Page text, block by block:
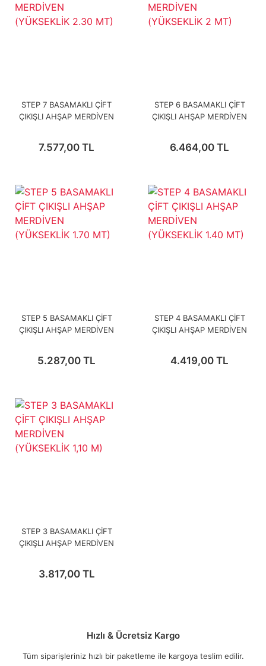
STEP 7 BASAMAKLI ÇİFT
ÇIKIŞLI AHŞAP MERDİVEN
7.577,00 TL
STEP 6 BASAMAKLI ÇİFT
ÇIKIŞLI AHŞAP MERDİVEN
6.464,00 TL
STEP 5 BASAMAKLI ÇİFT
ÇIKIŞLI AHŞAP MERDİVEN
5.287,00 TL
STEP 4 BASAMAKLI ÇİFT
ÇIKIŞLI AHŞAP MERDİVEN
4.419,00 TL
STEP 3 BASAMAKLI ÇİFT
ÇIKIŞLI AHŞAP MERDİVEN
3.817,00 TL
Hızlı & Ücretsiz Kargo
Tüm siparişleriniz hızlı bir paketleme ile kargoya teslim edilir.